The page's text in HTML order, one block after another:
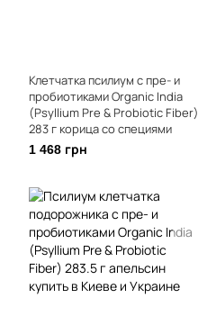
Клетчатка псилиум с пре- и
пробиотиками Organic India
(Psyllium Pre & Probiotic Fiber)
283 г корица со специями
1 468 грн